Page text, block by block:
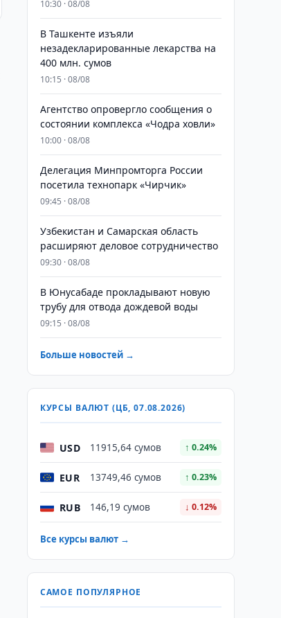
10:30 · 08/08
​​​​​​​В Ташкенте изъяли
незадекларированные лекарства на
400 млн. сумов
10:15 · 08/08
Агентство опровергло сообщения о
состоянии комплекса «Чодра ховли»
10:00 · 08/08
Делегация Минпромторга России
посетила технопарк «Чирчик»
09:45 · 08/08
Узбекистан и Самарская область
расширяют деловое сотрудничество
09:30 · 08/08
В Юнусабаде прокладывают новую
трубу для отвода дождевой воды
09:15 · 08/08
Больше новостей →
КУРСЫ ВАЛЮТ (ЦБ, 07.08.2026)
USD 11915,64 сумов ↑ 0.24%
EUR 13749,46 сумов ↑ 0.23%
RUB 146,19 сумов ↓ 0.12%
Все курсы валют →
САМОЕ ПОПУЛЯРНОЕ